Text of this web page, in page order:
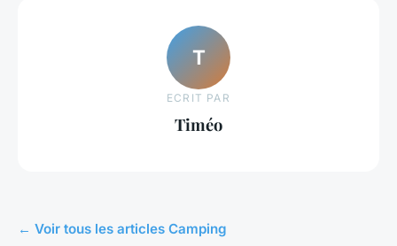
T
ECRIT PAR
Timéo
← Voir tous les articles Camping